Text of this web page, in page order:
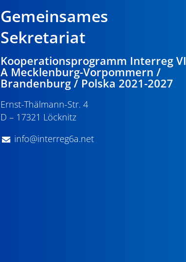
Gemeinsames
Sekretariat
Kooperationsprogramm Interreg VI
A Mecklenburg-Vorpommern /
Brandenburg / Polska 2021-2027
Ernst-Thälmann-Str. 4
D – 17321 Löcknitz
info@interreg6a.net